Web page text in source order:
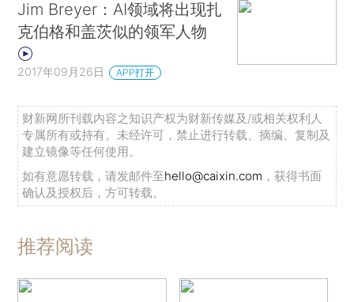
Jim Breyer：AI领域将出现扎
克伯格和盖茨似的领军人物
2017年09月26日 APP打开
财新网所刊载内容之知识产权为财新传媒及/或相关权利人
专属所有或持有。未经许可，禁止进行转载、摘编、复制及
建立镜像等任何使用。
如有意愿转载，请发邮件至hello@caixin.com ，获得书面
确认及授权后，方可转载。
推荐阅读